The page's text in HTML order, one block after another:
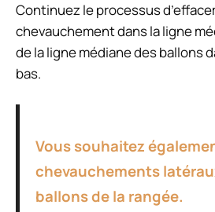
Continuez le processus
chevauchement dans la ligne
de la ligne médiane des ballons
bas.
Vous souhaitez
chevauchements
ballons de la rangée.